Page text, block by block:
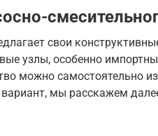
свои
узлы, особенно
можно самостоятельно
мы расскажем